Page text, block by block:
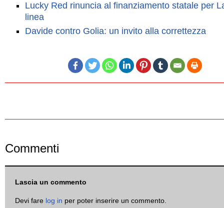
Lucky Red rinuncia al finanziamento statale per
linea
Davide contro Golia: un invito alla correttezza
Commenti
Lascia un commento
Devi fare log in per poter inserire un commento.